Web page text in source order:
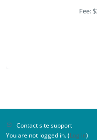
Fee:
Contact site support
You are not logged in. (Log in)